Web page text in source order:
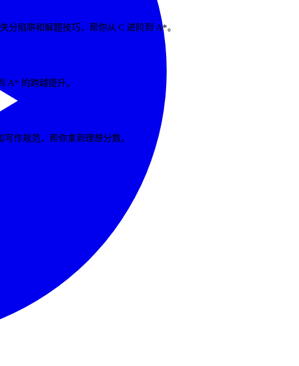
分陷阱和解题技巧，帮你从 C 进阶到 A*。
A* 的跨越提升。
作规范，帮你拿到理想分数。